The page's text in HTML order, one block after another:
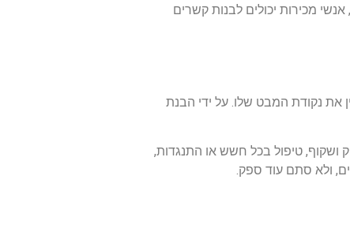
מכירות יכולים לבנות קשרים
את נקודת המבט שלו. על ידי הבנת
ושקוף, טיפול בכל חשש או התנגדות,
ולא סתם עוד ספק.